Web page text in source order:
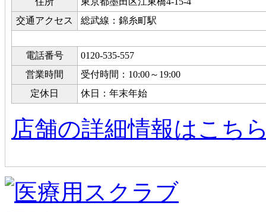
交通アクセス
総武線：錦糸町駅
電話番号
0120-535-557
営業時間
受付時間：10:00～19:00
定休日
休日：年末年始
店舗の詳細情報はこち